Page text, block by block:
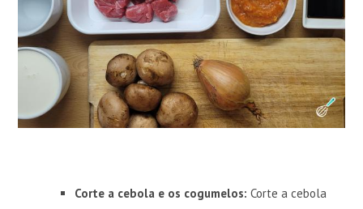
Corte a cebola e os cogumelos: Corte a cebola